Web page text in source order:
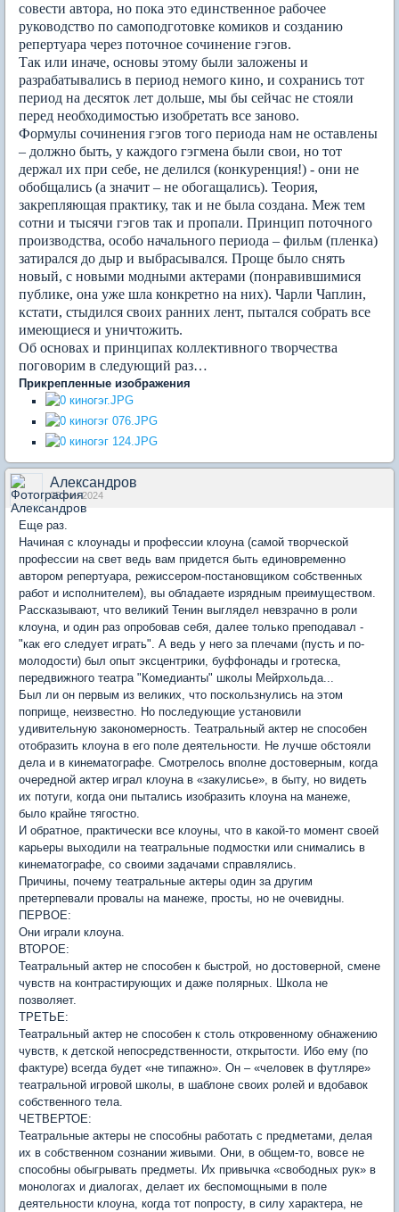
совести автора, но пока это единственное рабочее
руководство по самоподготовке комиков и созданию
репертуара через поточное сочинение гэгов.
Так или иначе, основы этому были заложены и
разрабатывались в период немого кино, и сохранись тот
период на десяток лет дольше, мы бы сейчас не стояли
перед необходимостью изобретать все заново.
Формулы сочинения гэгов того периода нам не оставлены
– должно быть, у каждого гэгмена были свои, но тот
держал их при себе, не делился (конкуренция!) - они не
обобщались (а значит – не обогащались). Теория,
закрепляющая практику, так и не была создана. Меж тем
сотни и тысячи гэгов так и пропали. Принцип поточного
производства, особо начального периода – фильм (пленка)
затирался до дыр и выбрасывался. Проще было снять
новый, с новыми модными актерами (понравившимися
публике, она уже шла конкретно на них). Чарли Чаплин,
кстати, стыдился своих ранних лент, пытался собрать все
имеющиеся и уничтожить.
Об основах и принципах коллективного творчества
поговорим в следующий раз…
Прикрепленные изображения
Александров
05 сен 2024
Еще раз.
Начиная с клоунады и профессии клоуна (самой творческой
профессии на свет ведь вам придется быть единовременно
автором репертуара, режиссером-постановщиком собственных
работ и исполнителем), вы обладаете изрядным преимуществом.
Рассказывают, что великий Тенин выглядел невзрачно в роли
клоуна, и один раз опробовав себя, далее только преподавал -
"как его следует играть". А ведь у него за плечами (пусть и по-
молодости) был опыт эксцентрики, буффонады и гротеска,
передвижного театра "Комедианты" школы Мейрхольда...
Был ли он первым из великих, что поскользнулись на этом
поприще, неизвестно. Но последующие установили
удивительную закономерность. Театральный актер не способен
отобразить клоуна в его поле деятельности. Не лучше обстояли
дела и в кинематографе. Смотрелось вполне достоверным, когда
очередной актер играл клоуна в «закулисье», в быту, но видеть
их потуги, когда они пытались изобразить клоуна на манеже,
было крайне тягостно.
И обратное, практически все клоуны, что в какой-то момент своей
карьеры выходили на театральные подмостки или снимались в
кинематографе, со своими задачами справлялись.
Причины, почему театральные актеры один за другим
претерпевали провалы на манеже, просты, но не очевидны.
ПЕРВОЕ:
Они играли клоуна.
ВТОРОЕ:
Театральный актер не способен к быстрой, но достоверной, смене
чувств на контрастирующих и даже полярных. Школа не
позволяет.
ТРЕТЬЕ:
Театральный актер не способен к столь откровенному обнажению
чувств, к детской непосредственности, открытости. Ибо ему (по
фактуре) всегда будет «не типажно». Он – «человек в футляре»
театральной игровой школы, в шаблоне своих ролей и вдобавок
собственного тела.
ЧЕТВЕРТОЕ:
Театральные актеры не способны работать с предметами, делая
их в собственном сознании живыми. Они, в общем-то, вовсе не
способны обыгрывать предметы. Их привычка «свободных рук» в
монологах и диалогах, делает их беспомощными в поле
деятельности клоуна, когда тот попросту, в силу характера, не